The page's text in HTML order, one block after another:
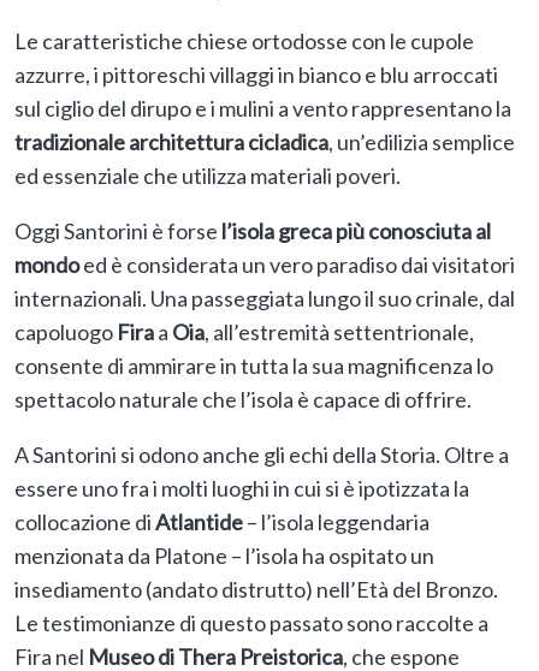
Le caratteristiche chiese ortodosse con le cupole
azzurre, i pittoreschi villaggi in bianco e blu arroccati
sul ciglio del dirupo e i mulini a vento rappresentano la
tradizionale architettura cicladica, un’edilizia semplice
ed essenziale che utilizza materiali poveri.
Oggi Santorini è forse l’isola greca più conosciuta al
mondoed è considerata un vero paradiso dai visitatori
internazionali. Una passeggiata lungo il suo crinale, dal
capoluogo Firaa Oia, all’estremità settentrionale,
consente di ammirare in tutta la sua magnificenza lo
spettacolo naturale che l’isola è capace di offrire.
A Santorini si odono anche gli echi della Storia. Oltre a
essere uno fra i molti luoghi in cui si è ipotizzata la
collocazione diAtlantide– l’isola leggendaria
menzionata da Platone – l’isola ha ospitato un
insediamento (andato distrutto) nell’Età del Bronzo.
Le testimonianze di questo passato sono raccolte a
Fira nel Museo di Thera Preistorica, che espone